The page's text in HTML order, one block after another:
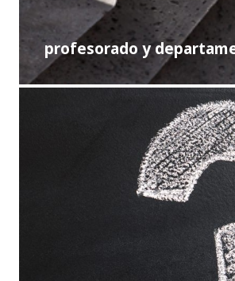
profesorado y